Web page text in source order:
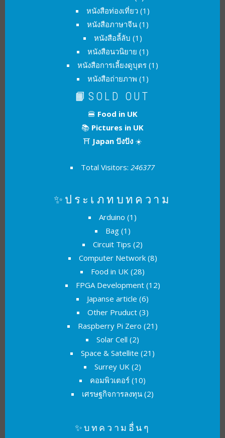
หนังสือท่องเที่ยว(1)
หนังสือภาษาจีน (1)
หนังสือลี้ลับ (1)
หนังสือนวนิยาย (1)
หนังสือการเลี้ยงดูบุตร (1)
หนังสือถ่ายภาพ (1)
📙SOLD OUT
🍔 Food in UK
📚 Pictures in UK
⛩ Japan ปังปัง ☀️
Total Visitors: 246377
✨ประเภทบทความ
Arduino (1)
Bag(1)
Circuit Tips (2)
Computer Network(8)
Food in UK (28)
FPGA Development(12)
Japanse article (6)
Other Pruduct(3)
Raspberry Pi Zero (21)
Solar Cell (2)
Space & Satellite (21)
Surrey UK (2)
คอมพิวเตอร์ (10)
เศรษฐกิจการลงทุน (2)
✨บทความอื่นๆ